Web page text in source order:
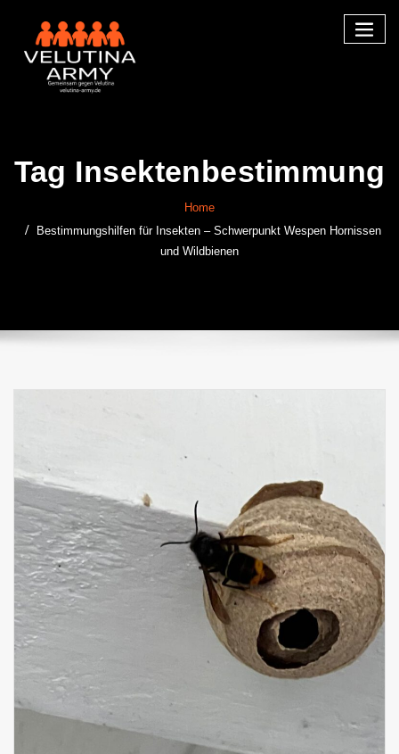
content
Tag Insektenbestimmung
Home
Bestimmungshilfen für Insekten – Schwerpunkt Wespen Hornissen
und Wildbienen